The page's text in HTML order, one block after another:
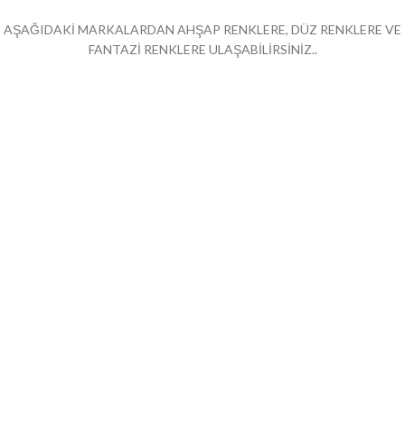
AŞAĞIDAKİ MARKALARDAN AHŞAP RENKLERE, DÜZ RENKLERE VE
FANTAZİ RENKLERE ULAŞABİLİRSİNİZ..